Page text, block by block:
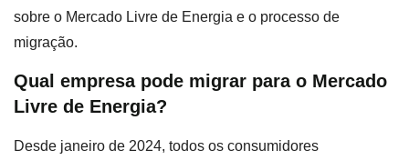
sobre o Mercado Livre de Energia e o processo de
migração.
Qual empresa pode migrar para o Mercado
Livre de Energia?
Desde janeiro de 2024, todos os consumidores